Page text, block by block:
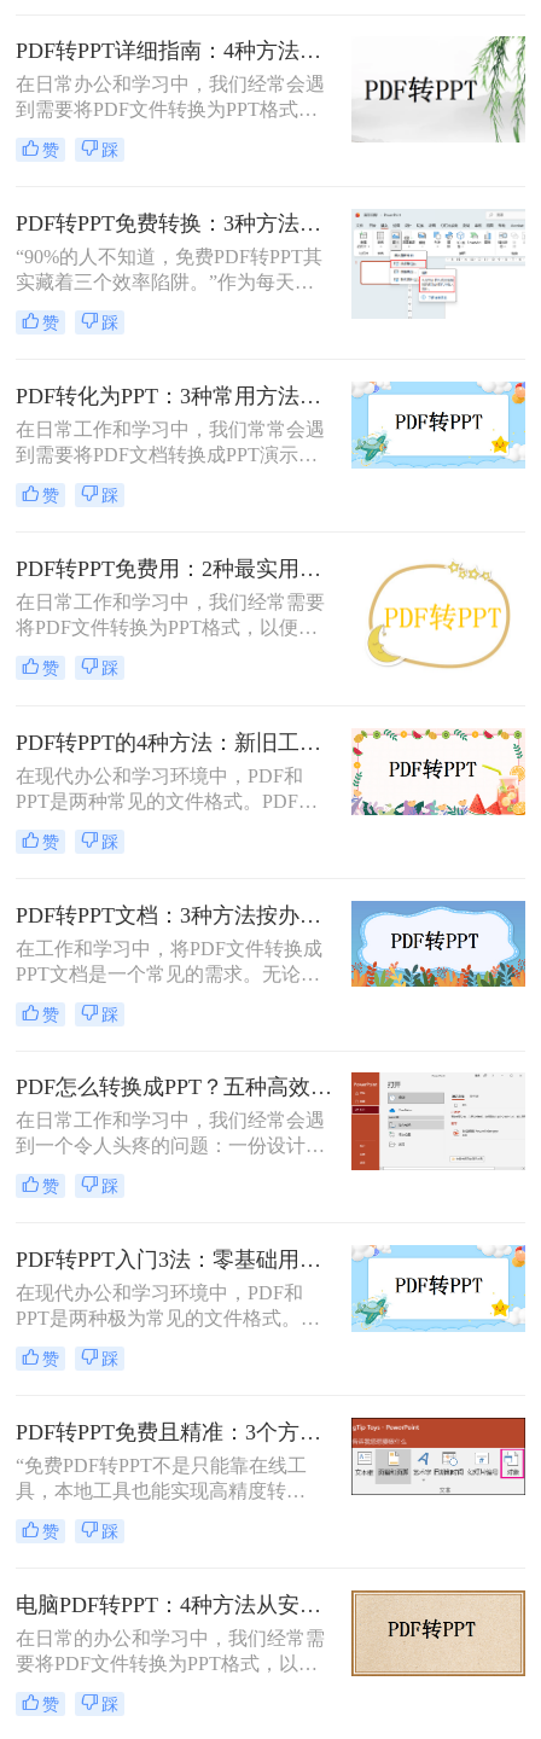
工”的泥潭——这不是能力问题，而
是工具选择的致命陷阱。那么怎么在
电脑上把pdf转换成ppt呢？作为深耕
电脑办公软件测评8年的博主，我亲
测30+工具，今天聚焦精准高效的转
换方案，帮你避开99%的坑。拒绝低
PDF转PPT详细指南：4种方法的参数配置和输出效果调优！
在日常办公和学习中，我们经常会遇
到需要将PDF文件转换为PPT格式的
情况。无论是为了便于演示还是进一
步编辑，掌握有效的转换方法都是必
本文将详细介绍几种常用的方法。
赞 踩
PDF转PPT免费转换：3种方法的隐藏功能和效率差异！
“90%的人不知道，免费PDF转PPT其
实藏着三个效率陷阱。”作为每天处
理20+份文档的办公博主，我见过太
多人被“免费转换”的噱头坑过——要
要么扫描版PDF转完还是图片格式，
更有甚者因为文件包含商业数据，转
换后收到平台的“付费解锁”勒索邮
件。
赞 踩
PDF转化为PPT：3种常用方法在不同PPT版本下的兼容性！
在日常工作和学习中，我们常常会遇
到需要将PDF文档转换成PPT演示文
稿的情况。无论是为了更好地展示信
息，还是为了方便编辑，掌握如何进
么怎么将pdf转化为ppt呢？本文将介
绍三种常用的方法来实现PDF到PPT
的转换。
赞 踩
PDF转PPT免费用：2种最实用的操作路径和避坑要点！
在日常工作和学习中，我们经常需要
将PDF文件转换为PPT格式，以便进
行演示或编辑。那么怎么把pdf转换成
ppt免费呢？本文将介绍两种免费将
完成转换任务。
赞 踩
PDF转PPT的4种方法：新旧工具对比，哪个更适合批量转换！
在现代办公和学习环境中，PDF和
PPT是两种常见的文件格式。PDF文
件因其跨平台性和不易修改性而广受
欢迎，而PPT则因其强大的演示功能
要将PDF文件转换为PPT格式，以便
进行编辑、修改或演示。那么pdf怎么
转换成ppt呢？本文将详细介绍几种将
PDF转换为PPT的方法，帮助您轻松
实现文件格式的转换。
赞 踩
PDF转PPT文档：3种方法按办公场景（汇报/教学/合同）选择！
在工作和学习中，将PDF文件转换成
PPT文档是一个常见的需求。无论是
为了制作演示文稿、提取内容还是重
新排版，掌握几种有效的转换方法都
ppt文档呢？本文将介绍三种常用的
PDF转PPT的方法，帮助您轻松完成
PDF到PPT的转换。
赞 踩
PDF怎么转换成PPT？五种高效方法，适用不同场景全解析！
在日常工作和学习中，我们经常会遇
到一个令人头疼的问题：一份设计精
美、内容详实的PDF文档，需要被转
换为可编辑、可演示的
修改内容、调整逻辑，或是直接用于
会议汇报。然而，由于PDF格式本身
是为了稳定显示而非编辑而设计的，
这项转换工作常常伴随着格式错乱、
排版混乱、图片丢失等“车祸现场”。
赞 踩
PDF转PPT入门3法：零基础用户的操作要点和注意事项！
在现代办公和学习环境中，PDF和
PPT是两种极为常见的文件格式。
PDF因其固定格式的特点而受到广泛
欢迎，尤其适合用于合同、学术论文
而，当这些静态内容需要被进一步编
辑或在公共场合展示时，将其转换为
PPT格式成为了一种常见的需求。那
么PDF如何转为PPT呢？本文将详细
介绍三种将PDF转换为PPT的方法，
帮助您根据自己的实际需求选择最合
赞 踩
PDF转PPT免费且精准：3个方法的转换精度和避坑指南！
“免费PDF转PPT不是只能靠在线工
具，本地工具也能实现高精度转
换”在职场办公与自媒体创作中，将
PDF格式的报告、课件、素材转为可
需求。但多数人在寻找免费转换方法
时，要么遭遇操作繁琐的困境，要么
面临转换后格式错乱、信息丢失的问
题，甚至担心文件隐私泄露
赞 踩
电脑PDF转PPT：4种方法从安装到输出的完整对比！
在日常的办公和学习中，我们经常需
要将PDF文件转换为PPT格式，以便
更好地进行演示和编辑。那么电脑如
何PDF转PPT呢？以下介绍四种常见
赞 踩